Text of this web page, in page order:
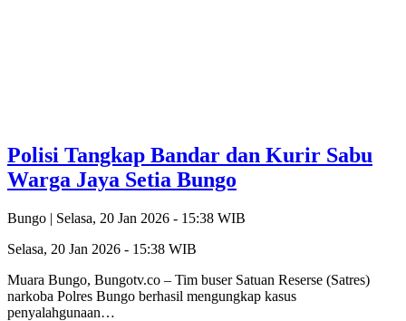
Polisi Tangkap Bandar dan Kurir Sabu
Warga Jaya Setia Bungo
Bungo | Selasa, 20 Jan 2026 - 15:38 WIB
Selasa, 20 Jan 2026 - 15:38 WIB
Muara Bungo, Bungotv.co – Tim buser Satuan Reserse (Satres)
narkoba Polres Bungo berhasil mengungkap kasus
penyalahgunaan…